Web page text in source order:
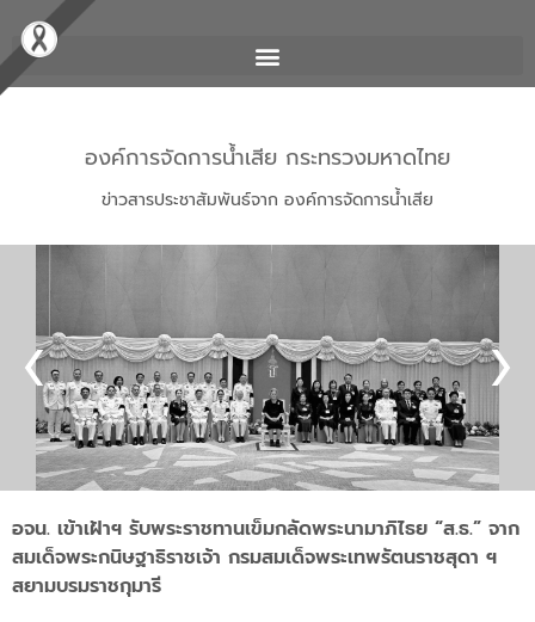
องค์การจัดการน้ำเสีย กระทรวงมหาดไทย
ข่าวสารประชาสัมพันธ์จาก องค์การจัดการน้ำเสีย
อจน. เข้าเฝ้าฯ รับพระราชทานเข็มกลัดพระนามาภิไธย “ส.ธ.” จาก
สมเด็จพระกนิษฐาธิราชเจ้า กรมสมเด็จพระเทพรัตนราชสุดา ฯ
สยามบรมราชกุมารี